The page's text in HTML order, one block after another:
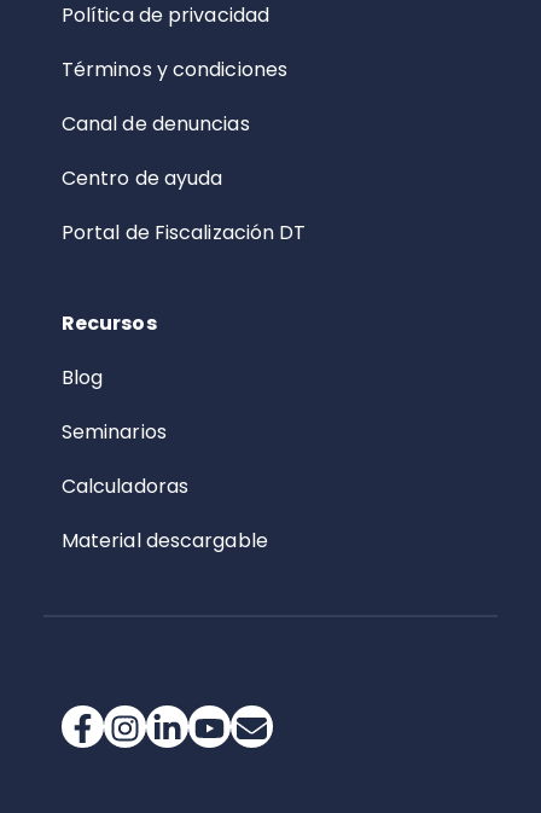
Política de privacidad
Términos y condiciones
Canal de denuncias
Centro de ayuda
Portal de Fiscalización DT
Recursos
Blog
Seminarios
Calculadoras
Material descargable